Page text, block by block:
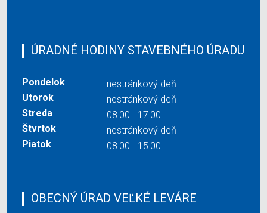
ÚRADNÉ HODINY STAVEBNÉHO ÚRADU
Pondelok
nestránkový deň
Utorok
nestránkový deň
Streda
08:00 - 17:00
Štvrtok
nestránkový deň
Piatok
08:00 - 15:00
OBECNÝ ÚRAD VEĽKÉ LEVÁRE